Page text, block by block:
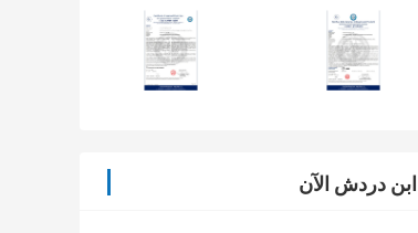
ابن دردش الآن